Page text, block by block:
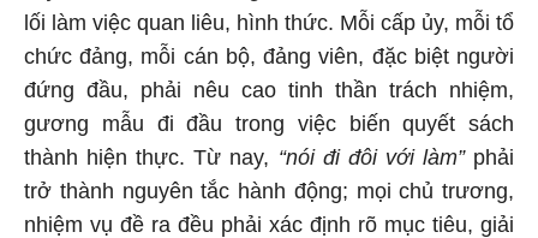
lối làm việc quan liêu, hình thức. Mỗi cấp ủy, mỗi tổ
chức đảng, mỗi cán bộ, đảng viên, đặc biệt người
đứng đầu, phải nêu cao tinh thần trách nhiệm,
gương mẫu đi đầu trong việc biến quyết sách
thành hiện thực. Từ nay, “nói đi đôi với làm”phải
trở thành nguyên tắc hành động; mọi chủ trương,
nhiệm vụ đề ra đều phải xác định rõ mục tiêu, giải